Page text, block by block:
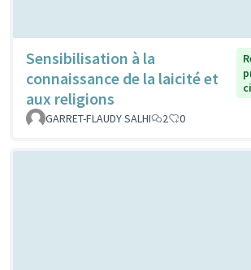
Sensibilisation à la
connaissance de la laicité et
aux religions
GARRET-FLAUDY SALHI 2 0